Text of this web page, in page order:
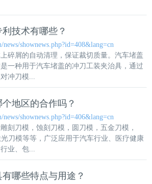
技术有哪些？
shownews.php?id=408&lang=cn
碎屑的自动清理，保证裁切质量。汽车堵盖
是一种用于汽车堵盖的冲刀工装夹治具 ，通过
冲刀模...
地区的合作吗？
shownews.php?id=406&lang=cn
刻刀模，蚀刻刀模，圆刀模，五金刀模，
光刀模等等，广泛应用于汽车行业、医疗健康
业、包...
哪些特点与用途？